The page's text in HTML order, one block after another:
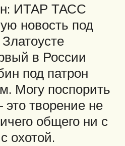
ИТАР ТАСС
новость под
в России
под патрон
Могу поспорить
творение не
общего ни с
охотой.